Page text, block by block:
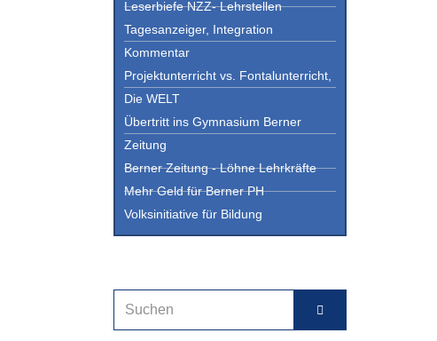
Leserbiefe NZZ- Lehrstellen
Tagesanzeiger, Integration
Kommentar
Projektunterricht vs. Fontalunterricht,
Die WELT
Übertritt ins Gymnasium Berner
Zeitung
Berner Zeitung - Löhne Lehrkräfte
Mehr Geld für Berner PH
Volksinitiative für Bildung